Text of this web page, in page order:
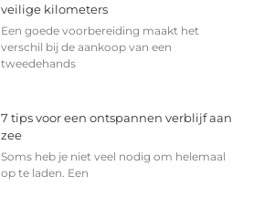
veilige kilometers
Een goede voorbereiding maakt het
verschil bij de aankoop van een
tweedehands
7 tips voor een ontspannen verblijf aan
zee
Soms heb je niet veel nodig om helemaal
op te laden. Een